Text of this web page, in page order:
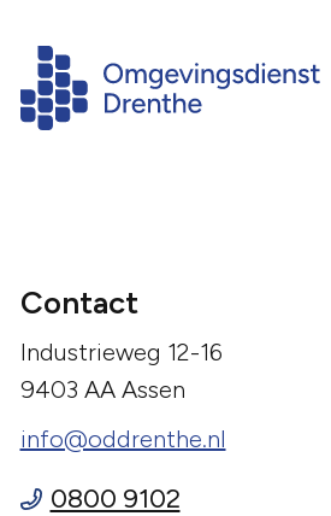
Contact
Industrieweg 12-16
9403 AA Assen
info@oddrenthe.nl
0800 9102